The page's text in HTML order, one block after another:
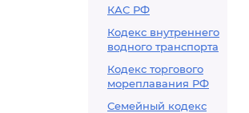
КАС РФ
Кодекс внутреннего
водного транспорта
Кодекс торгового
мореплавания РФ
Семейный кодекс